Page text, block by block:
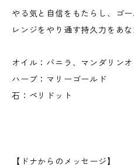
やる気と自信をもたらし、ゴ
レンジをやり通す持久力をあな
オイル：バニラ、マンダリン
ハーブ：マリーゴールド
石：ペリドット
【ドナからのメッセージ】